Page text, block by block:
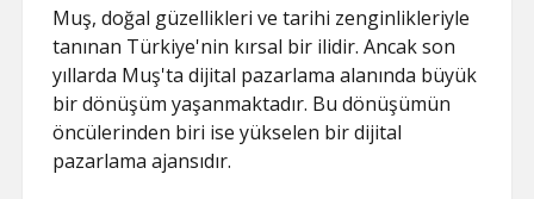
Muş, doğal güzellikleri ve tarihi zenginlikleriyle
tanınan Türkiye'nin kırsal bir ilidir. Ancak son
yıllarda Muş'ta dijital pazarlama alanında büyük
bir dönüşüm yaşanmaktadır. Bu dönüşümün
öncülerinden biri ise yükselen bir dijital
pazarlama ajansıdır.